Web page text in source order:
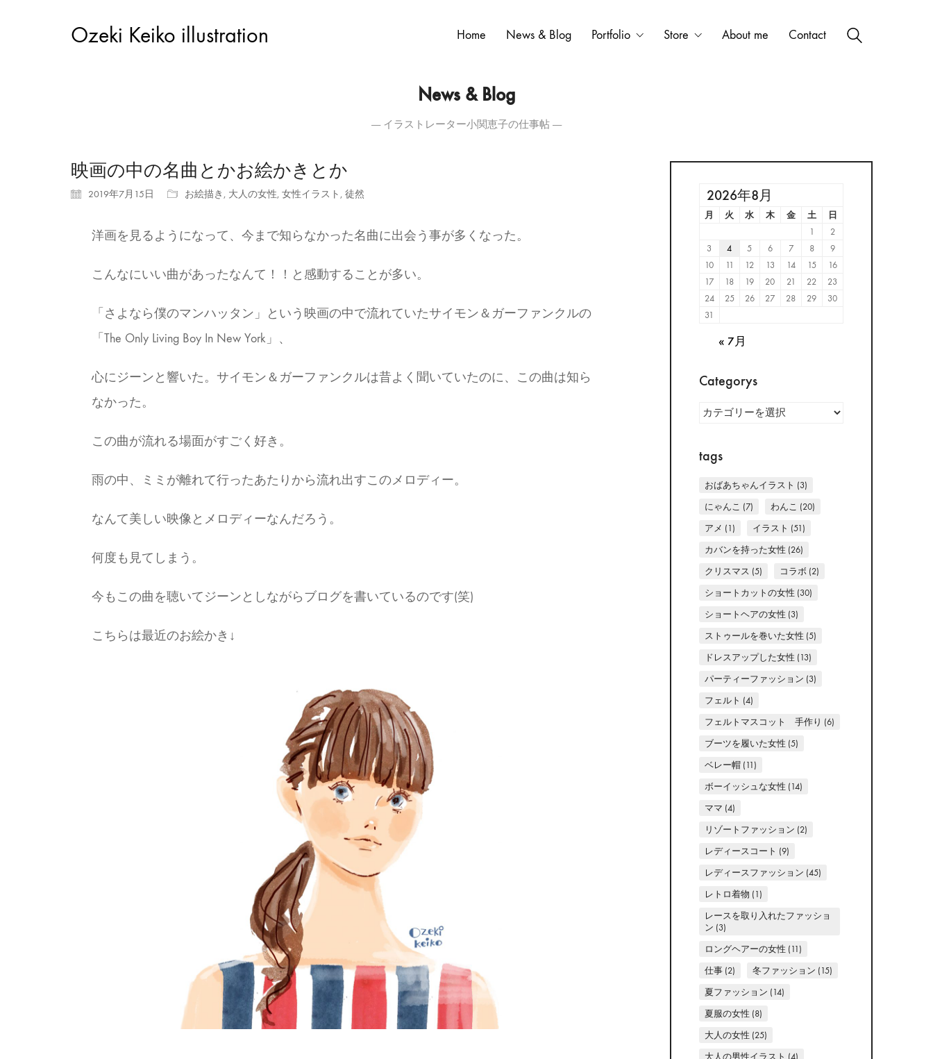
Ozeki Keiko illustration Home News & Blog Portfolio Store About me Contact
News & Blog
― イラストレーター小関恵子の仕事帖 ―
映画の中の名曲とかお絵かきとか
2019年7月15日 お絵描き , 大人の女性, 女性イラスト , 徒然
洋画を見るようになって、今まで知らなかった名曲に出会う事が多くなった。
こんなにいい曲があったなんて！！と感動することが多い。
「さよなら僕のマンハッタン」という映画の中で流れていたサイモン＆ガーファンクルの
「The Only Living Boy In New York」、
心にジーンと響いた。サイモン＆ガーファンクルは昔よく聞いていたのに、この曲は知ら
なかった。
この曲が流れる場面がすごく好き。
雨の中、ミミが離れて行ったあたりから流れ出すこのメロディー。
なんて美しい映像とメロディーなんだろう。
何度も見てしまう。
今もこの曲を聴いてジーンとしながらブログを書いているのです(笑)
こちらは最近のお絵かき↓
2026年8月
月 火 水 木 金 土
日
1
2
3
4 5 6 7 8
9
10
11 12 13 14 15
16
17
18 19 20 21 22
23
24
25 26 27 28 29
30
31
« 7月
Categorys
tags
おばあちゃんイラスト (3)
にゃんこ (7) わんこ (20)
アメ (1) イラスト (51)
カバンを持った女性 (26)
クリスマス (5) コラボ (2)
ショートカットの女性 (30)
ショートヘアの女性 (3)
ストゥールを巻いた女性 (5)
ドレスアップした女性 (13)
パーティーファッション (3)
フェルト (4)
フェルトマスコット 手作り (6)
ブーツを履いた女性 (5)
ベレー帽(11)
ボーイッシュな女性 (14)
ママ (4)
リゾートファッション (2)
レディースコート (9)
レディースファッション (45)
レトロ着物 (1)
レースを取り入れたファッショ
ン (3)
ロングヘアーの女性 (11)
仕事(2) 冬ファッション (15)
夏ファッション (14)
夏服の女性 (8)
大人の女性 (25)
大人の男性イラスト (4)